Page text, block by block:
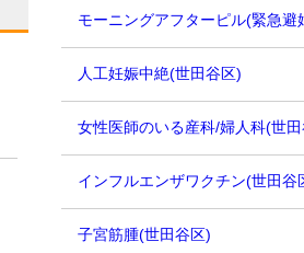
モーニングアフターピル(緊急避
人工妊娠中絶(世田谷区)
女性医師のいる産科/婦人科(世
インフルエンザワクチン(世田谷
子宮筋腫(世田谷区)